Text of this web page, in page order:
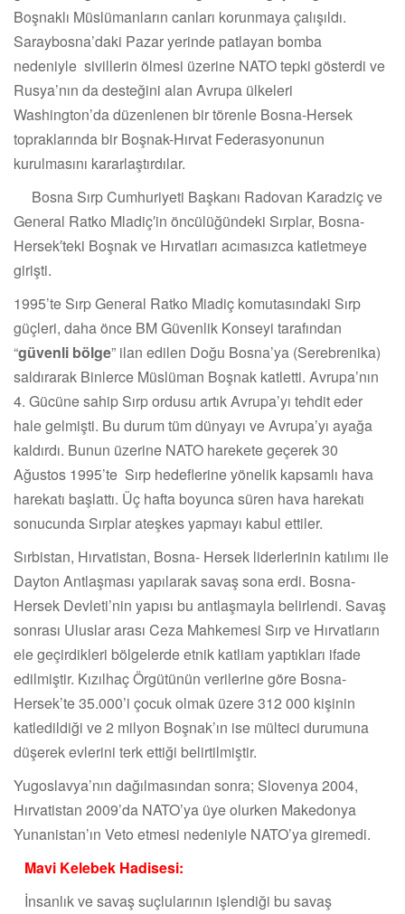
Boşnaklı Müslümanların canları korunmaya çalışıldı.
Saraybosna’daki Pazar yerinde patlayan bomba
nedeniyle sivillerin ölmesi üzerine NATO tepki gösterdi ve
Rusya’nın da desteğini alan Avrupa ülkeleri
Washington’da düzenlenen bir törenle Bosna-Hersek
topraklarında bir Boşnak-Hırvat Federasyonunun
kurulmasını kararlaştırdılar.
Bosna Sırp Cumhuriyeti Başkanı Radovan Karadziç ve
General Ratko Mladiç′in öncülüğündeki Sırplar, Bosna-
Hersek′teki Boşnak ve Hırvatları acımasızca katletmeye
girişti.
1995’te Sırp General Ratko Miadiç komutasındaki Sırp
güçleri, daha önce BM Güvenlik Konseyi tarafından
“güvenli bölge” ilan edilen Doğu Bosna’ya (Serebrenika)
saldırarak Binlerce Müslüman Boşnak katletti. Avrupa’nın
4. Gücüne sahip Sırp ordusu artık Avrupa’yı tehdit eder
hale gelmişti. Bu durum tüm dünyayı ve Avrupa’yı ayağa
kaldırdı. Bunun üzerine NATO harekete geçerek 30
Ağustos 1995’te Sırp hedeflerine yönelik kapsamlı hava
harekatı başlattı. Üç hafta boyunca süren hava harekatı
sonucunda Sırplar ateşkes yapmayı kabul ettiler.
Sırbistan, Hırvatistan, Bosna- Hersek liderlerinin katılımı ile
Dayton Antlaşması yapılarak savaş sona erdi. Bosna-
Hersek Devleti’nin yapısı bu antlaşmayla belirlendi. Savaş
sonrası Uluslar arası Ceza Mahkemesi Sırp ve Hırvatların
ele geçirdikleri bölgelerde etnik katliam yaptıkları ifade
edilmiştir. Kızılhaç Örgütünün verilerine göre Bosna-
Hersek’te 35.000’i çocuk olmak üzere 312 000 kişinin
katledildiği ve 2 milyon Boşnak’ın ise mülteci durumuna
düşerek evlerini terk ettiği belirtilmiştir.
Yugoslavya’nın dağılmasından sonra; Slovenya 2004,
Hırvatistan 2009’da NATO’ya üye olurken Makedonya
Yunanistan’ın Veto etmesi nedeniyle NATO’ya giremedi.
Mavi Kelebek Hadisesi:
İnsanlık ve savaş suçlularının işlendiği bu savaş